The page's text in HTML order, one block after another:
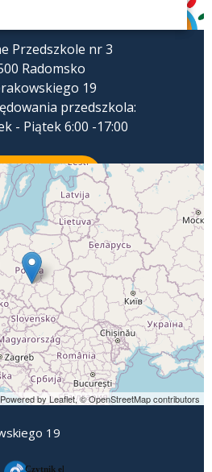
Przedszkole nr 3
Radomsko
19
przedszkola:
- Piątek 6:00 -17:00
ZADZWOŃ
Powered by Leaflet,© OpenStreetMap contributors
19